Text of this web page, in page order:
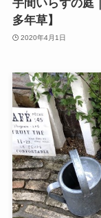
手間いらずの庭
多年草】
2020年4月1日